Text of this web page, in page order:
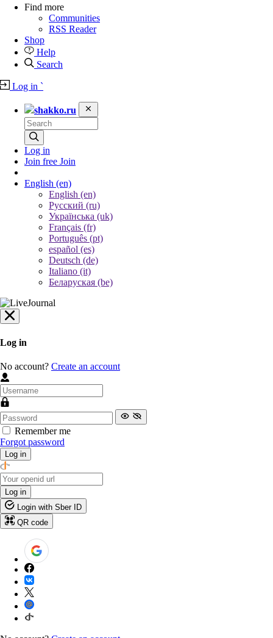
Find more
Communities
RSS Reader
Shop
Help
Search
Log in `
shakko.ru
Log in
Join free Join
English (en)
English (en)
Русский (ru)
Українська (uk)
Français (fr)
Português (pt)
español (es)
Deutsch (de)
Italiano (it)
Беларуская (be)
Log in
No account? Create an account
Remember me
Forgot password
Log in
Log in
Login with Sber ID
QR code